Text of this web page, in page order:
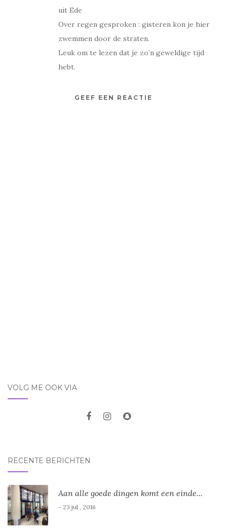
uit Ede
Over regen gesproken : gisteren kon je hier
zwemmen door de straten.
Leuk om te lezen dat je zo’n geweldige tijd
hebt.
GEEF EEN REACTIE
VOLG ME OOK VIA
RECENTE BERICHTEN
Aan alle goede dingen komt een einde...
- 23 jul , 2016